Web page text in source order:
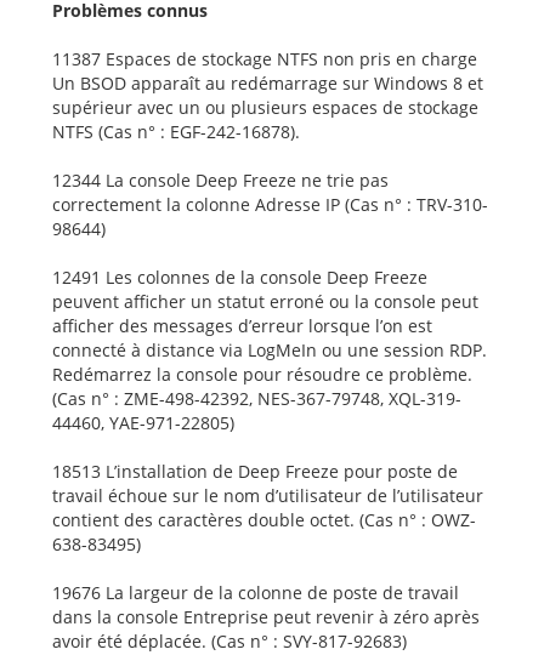
Problèmes connus
11387 Espaces de stockage NTFS non pris en charge
Un BSOD apparaît au redémarrage sur Windows 8 et
supérieur avec un ou plusieurs espaces de stockage
NTFS (Cas n° : EGF-242-16878).
12344 La console Deep Freeze ne trie pas
correctement la colonne Adresse IP (Cas n° : TRV-310-
98644)
12491 Les colonnes de la console Deep Freeze
peuvent afficher un statut erroné ou la console peut
afficher des messages d’erreur lorsque l’on est
connecté à distance via LogMeIn ou une session RDP.
Redémarrez la console pour résoudre ce problème.
(Cas n° : ZME-498-42392, NES-367-79748, XQL-319-
44460, YAE-971-22805)
18513 L’installation de Deep Freeze pour poste de
travail échoue sur le nom d’utilisateur de l’utilisateur
contient des caractères double octet. (Cas n° : OWZ-
638-83495)
19676 La largeur de la colonne de poste de travail
dans la console Entreprise peut revenir à zéro après
avoir été déplacée. (Cas n° : SVY-817-92683)